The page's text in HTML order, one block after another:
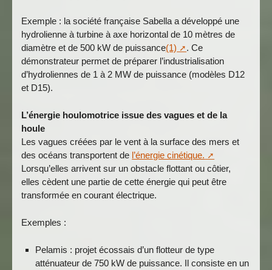
Exemple : la société française Sabella a développé une
hydrolienne à turbine à axe horizontal de 10 mètres de
diamètre et de 500 kW de puissance(1)
. Ce
démonstrateur permet de préparer l’industrialisation
d’hydroliennes de 1 à 2 MW de puissance (modèles D12
et D15).
L’énergie houlomotrice issue des vagues et de la
houle
Les vagues créées par le vent à la surface des mers et
des océans transportent de l’énergie cinétique.
Lorsqu’elles arrivent sur un obstacle flottant ou côtier,
elles cèdent une partie de cette énergie qui peut être
transformée en courant électrique.
Exemples :
Pelamis : projet écossais d’un flotteur de type
atténuateur de 750 kW de puissance. Il consiste en un